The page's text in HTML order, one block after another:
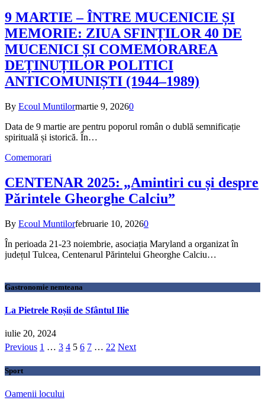
9 MARTIE – ÎNTRE MUCENICIE ȘI
MEMORIE: ZIUA SFINȚILOR 40 DE
MUCENICI ȘI COMEMORAREA
DEȚINUȚILOR POLITICI
ANTICOMUNIȘTI (1944–1989)
By Ecoul Muntilormartie 9, 20260
Data de 9 martie are pentru poporul român o dublă semnificație
spirituală și istorică. În…
Comemorari
CENTENAR 2025: „Amintiri cu și despre
Părintele Gheorghe Calciu”
By Ecoul Muntilorfebruarie 10, 20260
În perioada 21-23 noiembrie, asociația Maryland a organizat în
județul Tulcea, Centenarul Părintelui Gheorghe Calciu…
Gastronomie nemteana
La Pietrele Roșii de Sfântul Ilie
iulie 20, 2024
Previous 1 … 3 4 5 6 7 … 22 Next
Sport
Oamenii locului